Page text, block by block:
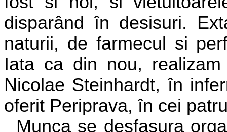
disparând în desisuri.
naturii, de farmecul si
Iata ca din nou,
Nicolae Steinhardt, în
oferit Periprava, în cei
Munca se desfasura